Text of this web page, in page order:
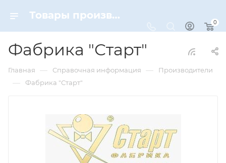
Товары производителя Фабрика "Старт" | бренды Dynamic-Sport
0
Фабрика "Старт"
Главная — Справочная информация — Производители
— Фабрика "Старт"